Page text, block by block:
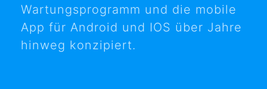
Wartungsprogramm und die mobile
App für Android und IOS über Jahre
hinweg konzipiert.